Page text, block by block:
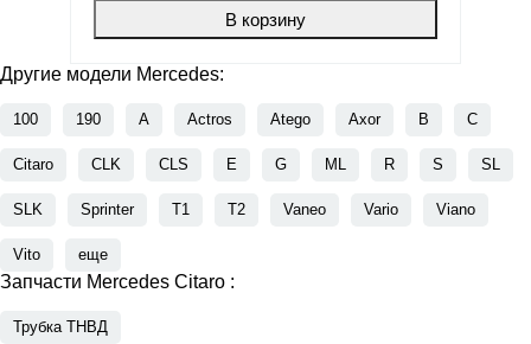
В корзину
Другие модели Mercedes:
100 190 A Actros Atego Axor B C
Citaro CLK CLS E G ML R S SL
SLK Sprinter T1 T2 Vaneo Vario Viano
Vito еще
Запчасти Mercedes Citaro :
Трубка ТНВД